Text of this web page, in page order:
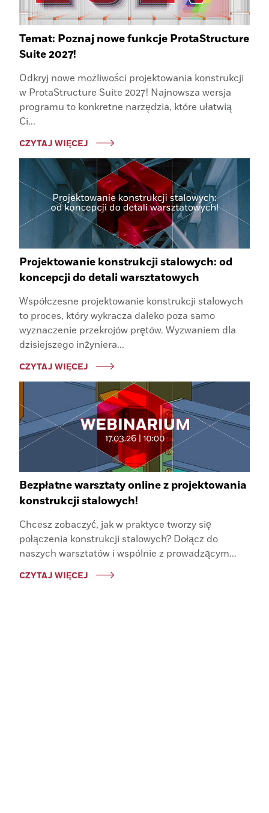
Temat: Poznaj nowe funkcje ProtaStructure
Suite 2027!
Odkryj nowe możliwości projektowania konstrukcji
w ProtaStructure Suite 2027! Najnowsza wersja
programu to konkretne narzędzia, które ułatwią
Ci...
CZYTAJ WIĘCEJ
Projektowanie konstrukcji stalowych: od
koncepcji do detali warsztatowych
Współczesne projektowanie konstrukcji stalowych
to proces, który wykracza daleko poza samo
wyznaczenie przekrojów prętów. Wyzwaniem dla
dzisiejszego inżyniera...
CZYTAJ WIĘCEJ
Bezpłatne warsztaty online z projektowania
konstrukcji stalowych!
Chcesz zobaczyć, jak w praktyce tworzy się
połączenia konstrukcji stalowych? Dołącz do
naszych warsztatów i wspólnie z prowadzącym...
CZYTAJ WIĘCEJ